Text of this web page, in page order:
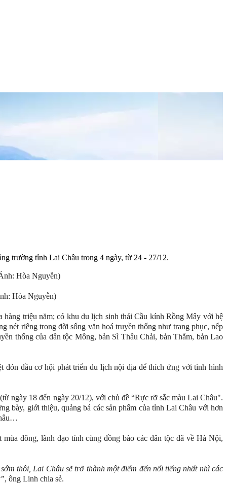
trường tỉnh Lai Châu trong 4 ngày, từ 24 - 27/12.
Hòa Nguyễn)
hàng triệu năm; có khu du lịch sinh thái Cầu kính Rồng Mây với hệ
nét riêng trong đời sống văn hoá truyền thống như trang phục, nếp
thống của dân tộc Mông, bản Sì Thâu Chải, bản Thẳm, bản Lao
đón đầu cơ hội phát triển du lịch nội địa để thích ứng với tình hình
ngày 18 đến ngày 20/12), với chủ đề “Rực rỡ sắc màu Lai Châu".
bày, giới thiệu, quảng bá các sản phẩm của tỉnh Lai Châu với hơn
đông, lãnh đạo tỉnh cùng đồng bào các dân tộc đã về Hà Nội,
thôi, Lai Châu sẽ trở thành một điểm đến nổi tiếng nhất nhì các
, ông Linh chia sẻ.